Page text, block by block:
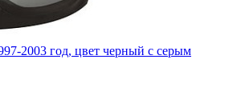
2003 год, цвет черный с серым